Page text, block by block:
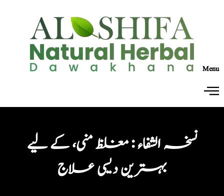
Menu
نسخہ الشفاء : مغلظ منی، کے لیے
بہترین دیسی علاج